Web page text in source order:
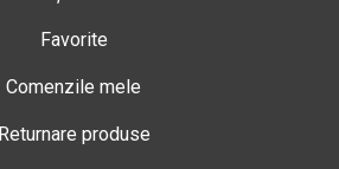
Favorite
Comenzile mele
Returnare produse